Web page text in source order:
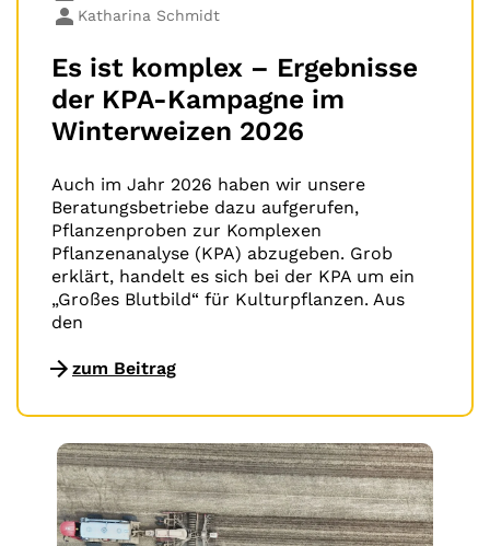
Katharina Schmidt
Es ist komplex – Ergebnisse
der KPA-Kampagne im
Winterweizen 2026
Auch im Jahr 2026 haben wir unsere
Beratungsbetriebe dazu aufgerufen,
Pflanzenproben zur Komplexen
Pflanzenanalyse (KPA) abzugeben. Grob
erklärt, handelt es sich bei der KPA um ein
„Großes Blutbild“ für Kulturpflanzen. Aus
den
zum Beitrag